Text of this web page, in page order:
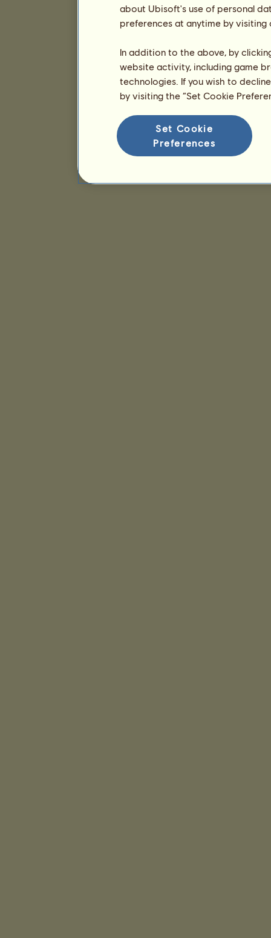
about Ubisoft's use of personal
preferences at anytime by
In addition to the above, by
website activity, including game
technologies. If you wish to
by visiting the “Set Cookie
Set Cookie
Preferences